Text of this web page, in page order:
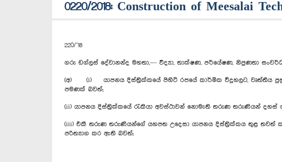
0220/2018: Construction of Meesalai
220/’18
ගරු ඩග්ලස් දේවානන්ද මහතා,— විද්‍යා, තාක්ෂණ, පර්යේෂණ, නිපුණතා
(අ) (i) යාපනය දිස්ත්‍රික්කයේ පිහිටි රජයේ කාර්මික විදුහලට, වෘත්තීය
පමණක් බවත්;
(ii) යාපනය දිස්ත්‍රික්කයේ රැකියා අවස්ථාවන් නොමැති තරුණ තරුණියන්
(iii) එකී තරුණ තරුණියන්ගේ යහපත උදෙසා යාපනය දිස්ත්‍රික්කය තුළ තවත්
පරිත්‍යාග කර ඇති බවත්;